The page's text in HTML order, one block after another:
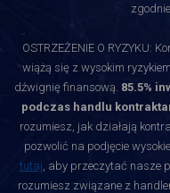
OSTRZEŻENIE O RYZYKU:
wiążą się z wysokim
dźwignię finansową. 85.5%
podczas handlu
rozumiesz, jak działają
pozwolić na podjęcie
tutaj, aby przeczytać nasze
rozumiesz związane z